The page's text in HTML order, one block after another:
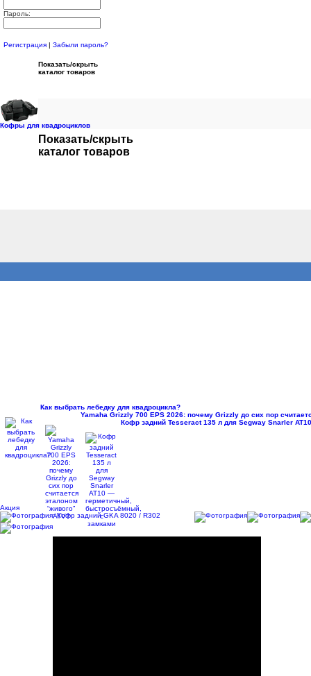
Пароль:
Регистрация
Забыли пароль?
Показать/скрыть
каталог товаров
Кофры для квадроциклов
Показать/скрыть
каталог товаров
Как выбрать лебедку для квадроцикла?
Yamaha Grizzly 700 EPS 2026: почему Grizzly до сих пор
Кофр задний Tesseract 135 л для Segway Snarler
Акция